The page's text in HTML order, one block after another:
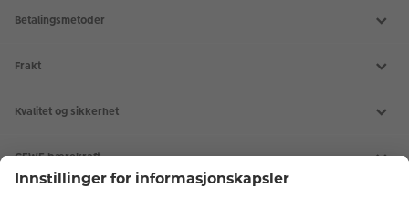
Betalingsmetoder
Frakt
Kvalitet og sikkerhet
CEWE bærekraft